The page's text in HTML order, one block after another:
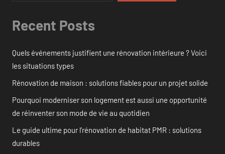
Recent Posts
Quels événements justifient une rénovation intérieure ? Voici
les situations types
Rénovation de maison : solutions fiables pour un projet solide
Pourquoi moderniser son logement est aussi une opportunité
de réinventer son mode de vie au quotidien
Le guide ultime pour l’rénovation de habitat PMR : solutions
durables